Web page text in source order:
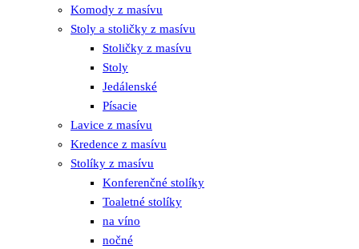
Komody z masívu
Stoly a stoličky z masívu
Stoličky z masívu
Stoly
Jedálenské
Písacie
Lavice z masívu
Kredence z masívu
Stolíky z masívu
Konferenčné stolíky
Toaletné stolíky
na víno
nočné